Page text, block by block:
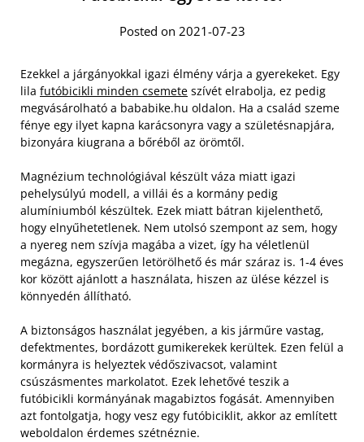
Posted on 2021-07-23
Ezekkel a járgányokkal igazi élmény várja a gyerekeket. Egy
lila futóbicikli minden csemete szívét elrabolja, ez pedig
megvásárolható a bababike.hu oldalon. Ha a család szeme
fénye egy ilyet kapna karácsonyra vagy a születésnapjára,
bizonyára kiugrana a bőréből az örömtől.
Magnézium technológiával készült váza miatt igazi
pehelysúlyú modell, a villái és a kormány pedig
alumíniumból készültek. Ezek miatt bátran kijelenthető,
hogy elnyűhetetlenek. Nem utolsó szempont az sem, hogy
a nyereg nem szívja magába a vizet, így ha véletlenül
megázna, egyszerűen letörölhető és már száraz is. 1-4 éves
kor között ajánlott a használata, hiszen az ülése kézzel is
könnyedén állítható.
A biztonságos használat jegyében, a kis járműre vastag,
defektmentes, bordázott gumikerekek kerültek. Ezen felül a
kormányra is helyeztek védőszivacsot, valamint
csúszásmentes markolatot. Ezek lehetővé teszik a
futóbicikli kormányának magabiztos fogását. Amennyiben
azt fontolgatja, hogy vesz egy futóbiciklit, akkor az említett
weboldalon érdemes szétnéznie.